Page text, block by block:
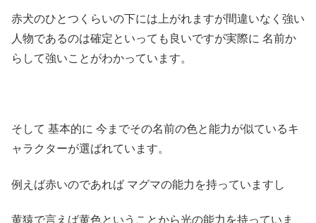
赤犬のひとつくらいの下には上がれますが間違いなく強い
人物であるのは確定といっても良いですが実際に 名前か
らして強いことがわかっています。
そして 基本的に 今までその名前の色と能力が似ているキ
ャラクターが選ばれています。
例えば赤いのであれば マグマの能力を持っていますし
黄猿で言えば黄色ということから光の能力を持っていま